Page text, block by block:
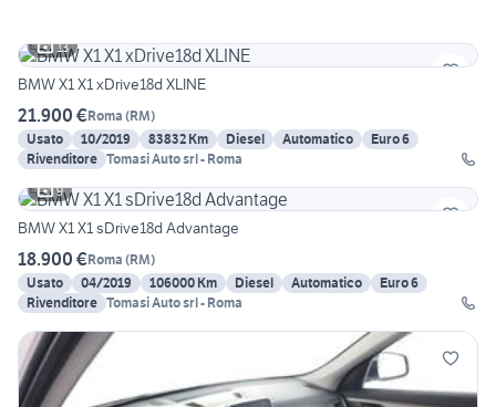
13
BMW X1 X1 xDrive18d XLINE
21.900 €Roma (RM)
Usato
10/2019 83832 Km Diesel Automatico
Euro 6
Rivenditore Tomasi Auto srl - Roma
9
BMW X1 X1 sDrive18d Advantage
18.900 €Roma (RM)
Usato
04/2019 106000 Km Diesel Automatico
Euro 6
Rivenditore Tomasi Auto srl - Roma